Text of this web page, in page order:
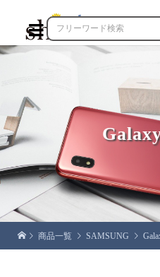

商品一覧 SAMSUNG